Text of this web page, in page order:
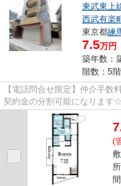
東武東上
西武有楽
東京都練
7.5万円
築年数：
階数：5
【電話問合せ限定】仲介手
契約金の分割可能になります
4177】VISION赤羽店までご
(